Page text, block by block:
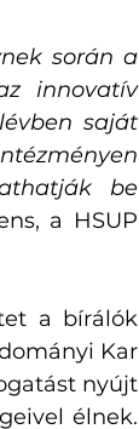
során a
innovatív
saját
be
a HSUP
a bírálók
Kar
nyújt